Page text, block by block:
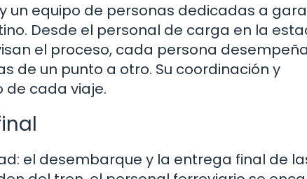
un equipo de personas dedicadas a
Desde el personal de carga en la
el proceso, cada persona
de un punto a otro. Su coordinación y
de cada viaje.
el desembarque y la entrega final de